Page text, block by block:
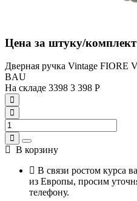
Цена за штуку/комплект
Дверная ручка Vintage
BAU
На складе 3398 3 398 Р
В корзину
В связи ростом курса
из Европы, просим
телефону.